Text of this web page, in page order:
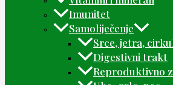
Imunitet
Samoliječenje
Srce, jetra,
Digestivni trakt
Reproduktivno